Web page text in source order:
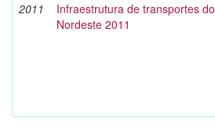
2011
Infraestrutura de transportes do
Nordeste 2011